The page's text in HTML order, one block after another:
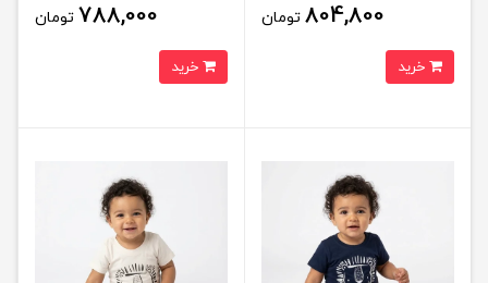
804,800 تومان 788,000 تومان